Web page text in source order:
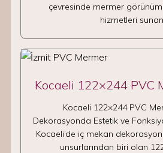
çevresinde mermer
hizmetleri sunan…
Kocaeli 122×244 PVC
Kocaeli 122×244 PVC
Dekorasyonda Estetik ve
Kocaeli’de iç mekan
unsurlarından biri olan